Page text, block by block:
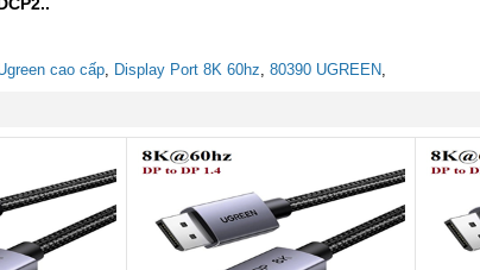
cao cấp, Display Port 8K 60hz, 80390 UGREEN,